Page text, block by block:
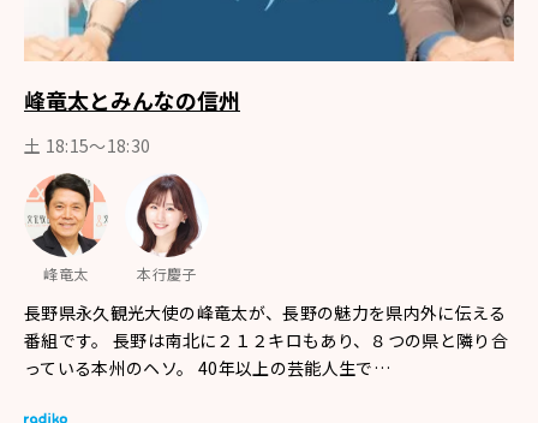
峰竜太とみんなの信州
土 18:15〜18:30
峰竜太 本行慶子
長野県永久観光大使の峰竜太が、長野の魅力を県内外に伝える
番組です。 長野は南北に２１２キロもあり、８つの県と隣り合
っている本州のヘソ。 40年以上の芸能人生で…